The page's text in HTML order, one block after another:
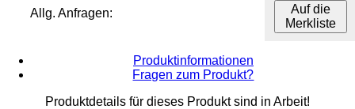
Auf die
Merkliste
Produktinformationen
Fragen zum Produkt?
Produktdetails für dieses Produkt sind in Arbeit!
Allg. Anfragen: